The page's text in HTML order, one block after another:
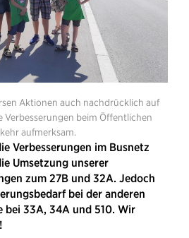
Aktionen auch nachdrücklich auf
beim Öffentlichen
aufmerksam.
Verbesserungen im Busnetz
Umsetzung unserer
zum 27B und 32A. Jedoch
bei der anderen
bei 33A, 34A und 510. Wir